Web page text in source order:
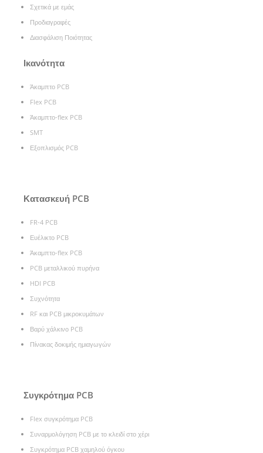
Σχετικά με εμάς
Προδιαγραφές
Διασφάλιση Ποιότητας
Ικανότητα
Άκαμπτο PCB
Flex PCB
Άκαμπτο-flex PCB
SMT
Εξοπλισμός PCB
Κατασκευή PCB
FR-4 PCB
Ευέλικτο PCB
Άκαμπτο-flex PCB
PCB μεταλλικού πυρήνα
HDI PCB
Συχνότητα
RF και PCB μικροκυμάτων
Βαρύ χάλκινο PCB
Πίνακας δοκιμής ημιαγωγών
Συγκρότημα PCB
Flex συγκρότημα PCB
Συναρμολόγηση PCB με το κλειδί στο χέρι
Συγκρότημα PCB χαμηλού όγκου